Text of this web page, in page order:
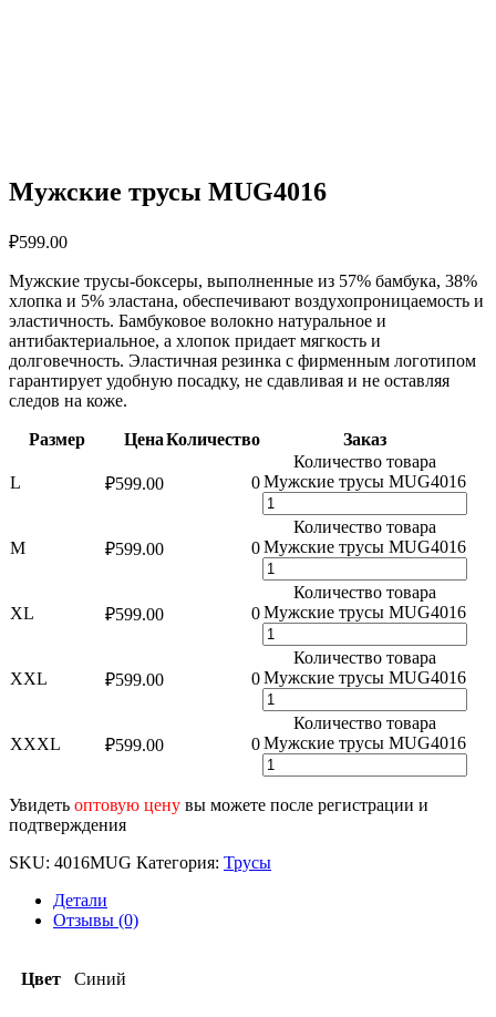
Мужские трусы MUG4016
₽599.00
Мужские трусы-боксеры, выполненные из 57% бамбука, 38%
хлопка и 5% эластана, обеспечивают воздухопроницаемость и
эластичность. Бамбуковое волокно натуральное и
антибактериальное, а хлопок придает мягкость и
долговечность. Эластичная резинка с фирменным логотипом
гарантирует удобную посадку, не сдавливая и не оставляя
следов на коже.
Размер ЦенаКоличество Заказ
L ₽599.00 0
Количество товара
Мужские трусы MUG4016
M ₽599.00 0
Количество товара
Мужские трусы MUG4016
XL ₽599.00 0
Количество товара
Мужские трусы MUG4016
XXL ₽599.00 0
Количество товара
Мужские трусы MUG4016
XXXL ₽599.00 0
Количество товара
Мужские трусы MUG4016
Увидеть оптовую цену вы можете после регистрации и
подтверждения
SKU: 4016MUG Категория: Трусы
Детали
Отзывы (0)
Цвет Синий